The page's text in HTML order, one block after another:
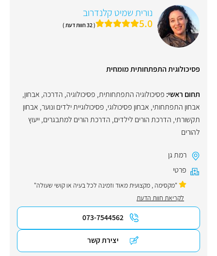
נורית שמיט קלנדרוב
5.0 ( 32 חוות דעת )
פסיכולוגית התפתחותית מומחית
תחום ראשי: פסיכולוגיה התפתחותית, פסיכולוגיה, הדרכה, אבחון,
אבחון התפתחותי, אבחון פסיכולוגי, פסיכולוגיית ילדים ונוער, אבחון
תקשורתי, הדרכת הורים לילדים, הדרכת הורים למתבגרים,ייעוץ
להורים
רמת גן
פרטי
"מקסימה , מקצועית מאוד וזמינה לכל בעיה או קושי שעולה"
לקריאת חוות הדעת
073-7544562
יצירת קשר